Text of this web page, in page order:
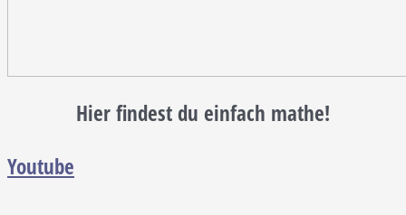
Hier findest du einfach mathe!
Youtube